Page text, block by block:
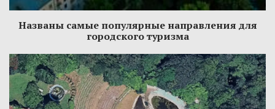
Названы самые популярные направления для
городского туризма